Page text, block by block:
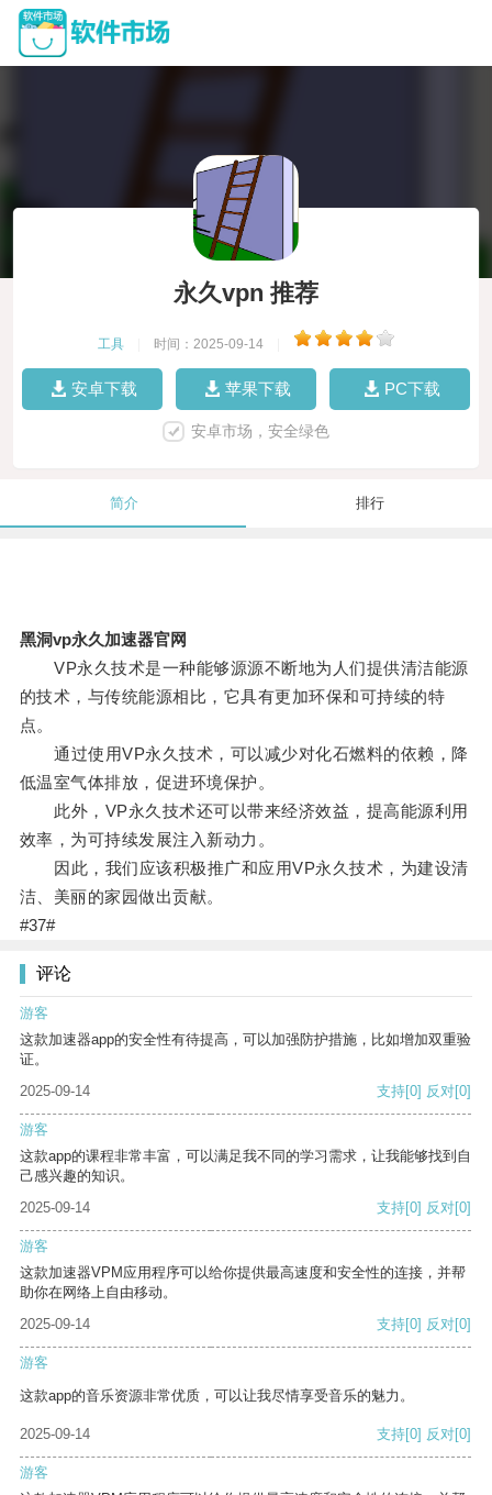
永久vpn 推荐
工具 时间：2025-09-14
安卓下载 苹果下载 PC下载
安卓市场，安全绿色
简介 排行
黑洞vp永久加速器官网
VP永久技术是一种能够源源不断地为人们提供清洁能源
的技术，与传统能源相比，它具有更加环保和可持续的特
点。
通过使用VP永久技术，可以减少对化石燃料的依赖，降
低温室气体排放，促进环境保护。
此外，VP永久技术还可以带来经济效益，提高能源利用
效率，为可持续发展注入新动力。
因此，我们应该积极推广和应用VP永久技术，为建设清
洁、美丽的家园做出贡献。
#37#
评论
游客
这款加速器app的安全性有待提高，可以加强防护措施，比如增加双重验
证。
2025-09-14
支持[0] 反对[0]
游客
这款app的课程非常丰富，可以满足我不同的学习需求，让我能够找到自
己感兴趣的知识。
2025-09-14
支持[0] 反对[0]
游客
这款加速器VPM应用程序可以给你提供最高速度和安全性的连接，并帮
助你在网络上自由移动。
2025-09-14
支持[0] 反对[0]
游客
这款app的音乐资源非常优质，可以让我尽情享受音乐的魅力。
2025-09-14 支持[0] 反对[0]
游客